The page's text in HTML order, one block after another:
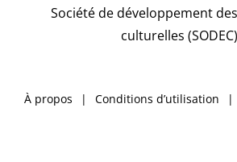
Société de développement
culturelles
À propos Conditions d’utilisation